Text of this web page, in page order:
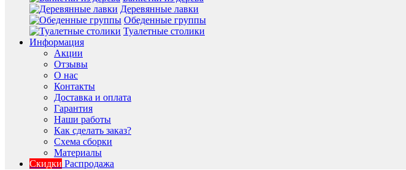
Деревянные лавки
Обеденные группы
Туалетные столики
Информация
Акции
Отзывы
О нас
Контакты
Доставка и оплата
Гарантия
Наши работы
Как сделать заказ?
Схема сборки
Материалы
Скидки Распродажа